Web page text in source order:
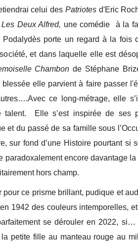
celui des Patriotesd'Eric
Les Deux Alfred, une comédie à la
porte un regard à la fois
et dans laquelle elle est
Chambon de Stéphane
elle parvient à faire passer
ce long-métrage, elle
talent. Elle s’est inspirée de ses
et du passé de sa famille sous
sur fond d’une Histoire pourtant si
paradoxalement encore davantage la
hors champ.
ce prisme brillant, pudique et
1942 des couleurs intemporelles,
se dérouler en 2022, si…
petite fille au manteau rouge au